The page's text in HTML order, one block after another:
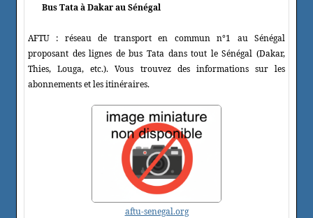
Bus Tata à Dakar au Sénégal
AFTU : réseau de transport en commun n°1 au Sénégal
proposant des lignes de bus Tata dans tout le Sénégal (Dakar,
Thies, Louga, etc.). Vous trouvez des informations sur les
abonnements et les itinéraires.
aftu-senegal.org